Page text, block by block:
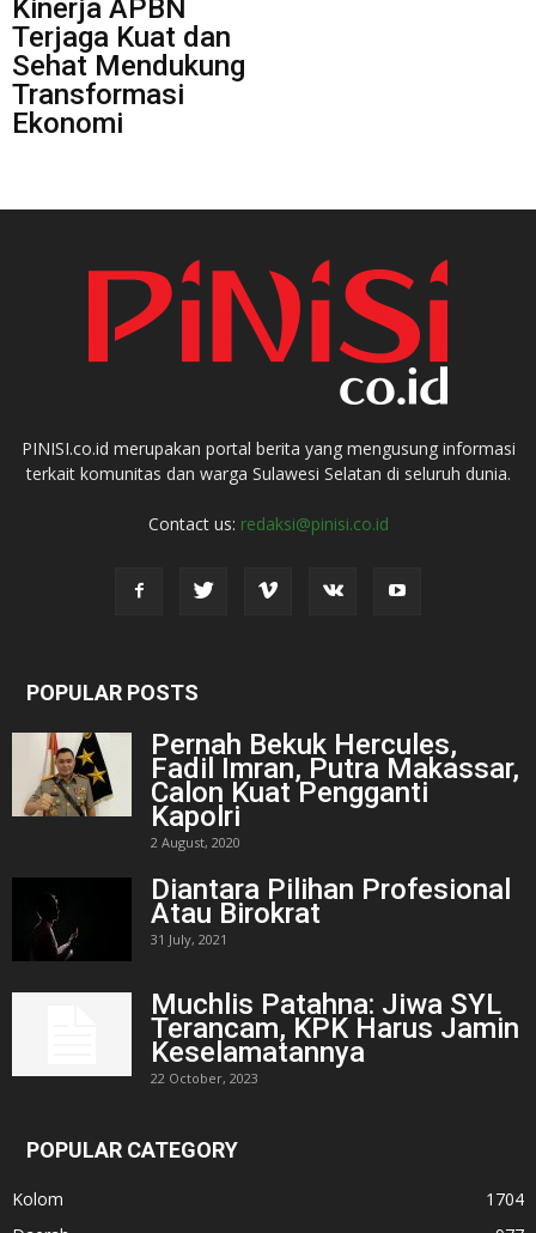
Kinerja APBN
Terjaga Kuat dan
Sehat Mendukung
Transformasi
Ekonomi
PINISI.co.id merupakan portal berita yang mengusung informasi
terkait komunitas dan warga Sulawesi Selatan di seluruh dunia.
Contact us: redaksi@pinisi.co.id
POPULAR POSTS
Pernah Bekuk Hercules,
Fadil Imran, Putra Makassar,
Calon Kuat Pengganti
Kapolri
2 August, 2020
Diantara Pilihan Profesional
Atau Birokrat
31 July, 2021
Muchlis Patahna: Jiwa SYL
Terancam, KPK Harus Jamin
Keselamatannya
22 October, 2023
POPULAR CATEGORY
Kolom
1704